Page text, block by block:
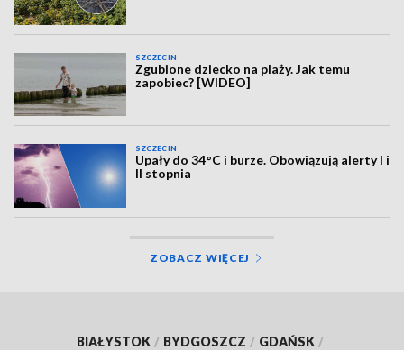
SZCZECIN
Zgubione dziecko na plaży. Jak temu
zapobiec? [WIDEO]
SZCZECIN
Upały do 34°C i burze. Obowiązują alerty I i
II stopnia
ZOBACZ WIĘCEJ
BIAŁYSTOK / BYDGOSZCZ / GDAŃSK /